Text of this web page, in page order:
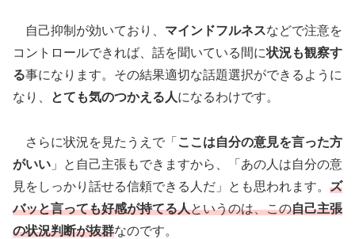
自己抑制が効いており、 マインドフルネスなどで注意を
コントロールできれば、話を聞いている間に状況も観察す
る事になります。その結果適切な話題選択ができるように
なり、
とても気のつかえる人になるわけです。
さらに状況を見たうえで「 ここは自分の意見を言った方
がいい 」と自己主張もできますから、「あの人は自分の意
見をしっかり話せる信頼できる人だ」とも思われます。 ズ
バッと言っても好感が持てる人というのは、この自己主張
の状況判断が抜群なのです。